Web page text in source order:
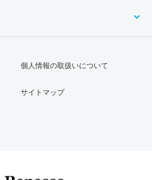
個人情報の取扱いについて
サイトマップ